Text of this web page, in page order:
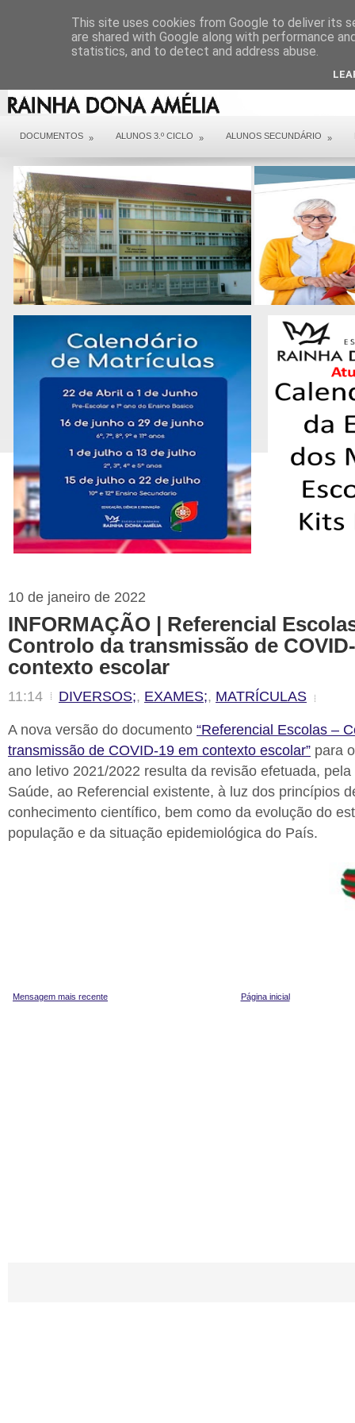
DOCUMENTOS » ALUNOS 3.º CICLO » ALUNOS SECUNDÁRIO »
10 de janeiro de 2022
INFORMAÇÃO | Referencial
Controlo da transmissão de
contexto escolar
11:14 DIVERSOS;, EXAMES;, MATRÍCULAS
A nova versão do documento “Referencial Escolas –
transmissão de COVID-19 em contexto escolar” para
ano letivo 2021/2022 resulta da revisão efetuada,
Saúde, ao Referencial existente, à luz dos princípios
conhecimento científico, bem como da evolução do
população e da situação epidemiológica do País.
Mensagem mais recente Página inicial
This site uses cookies from Google to deliver its
are shared with Google along with performance
statistics, and to detect and address abuse.